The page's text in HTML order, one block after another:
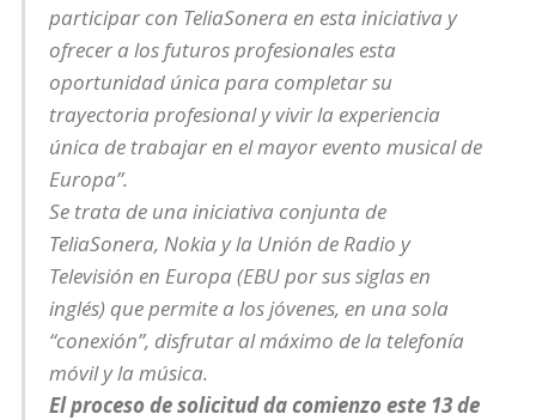
participar con TeliaSonera en esta iniciativa y
ofrecer a los futuros profesionales esta
oportunidad única para completar su
trayectoria profesional y vivir la experiencia
única de trabajar en el mayor evento musical de
Europa”.
Se trata de una iniciativa conjunta de
TeliaSonera, Nokia y la Unión de Radio y
Televisión en Europa (EBU por sus siglas en
inglés) que permite a los jóvenes, en una sola
“conexión”, disfrutar al máximo de la telefonía
móvil y la música.
El proceso de solicitud da comienzo este 13 de